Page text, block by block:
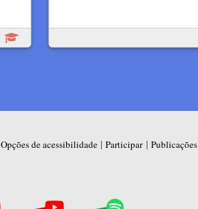
Opções de acessibilidade | Participar| Publicações